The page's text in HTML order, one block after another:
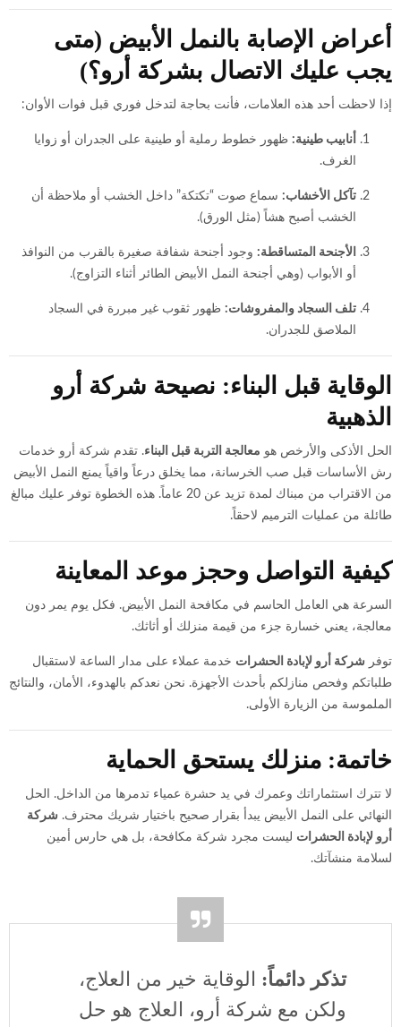
أعراض الإصابة بالنمل الأبيض (متى
يجب عليك الاتصال بشركة أرو؟)
إذا لاحظت أحد هذه العلامات، فأنت بحاجة لتدخل فوري قبل فوات الأوان:
أنابيب طينية: ظهور خطوط رملية أو طينية على الجدران أو زوايا
الغرف.
تآكل الأخشاب: سماع صوت “تكتكة” داخل الخشب أو ملاحظة أن
الخشب أصبح هشاً (مثل الورق).
الأجنحة المتساقطة: وجود أجنحة شفافة صغيرة بالقرب من النوافذ
أو الأبواب (وهي أجنحة النمل الأبيض الطائر أثناء التزاوج).
تلف السجاد والمفروشات: ظهور ثقوب غير مبررة في السجاد
الملاصق للجدران.
الوقاية قبل البناء: نصيحة شركة أرو
الذهبية
الحل الأذكى والأرخص هو معالجة التربة قبل البناء. تقدم شركة أرو خدمات
رش الأساسات قبل صب الخرسانة، مما يخلق درعاً واقياً يمنع النمل الأبيض
من الاقتراب من مبناك لمدة تزيد عن 20 عاماً. هذه الخطوة توفر عليك مبالغ
طائلة من عمليات الترميم لاحقاً.
كيفية التواصل وحجز موعد المعاينة
السرعة هي العامل الحاسم في مكافحة النمل الأبيض. فكل يوم يمر دون
معالجة، يعني خسارة جزء من قيمة منزلك أو أثاثك.
توفر شركة أرو لإبادة الحشرات خدمة عملاء على مدار الساعة لاستقبال
طلباتكم وفحص منازلكم بأحدث الأجهزة. نحن نعدكم بالهدوء، الأمان، والنتائج
الملموسة من الزيارة الأولى.
خاتمة: منزلك يستحق الحماية
لا تترك استثماراتك وعمرك في يد حشرة عمياء تدمرها من الداخل. الحل
النهائي على النمل الأبيض يبدأ بقرار صحيح باختيار شريك محترف. شركة
أرو لإبادة الحشرات ليست مجرد شركة مكافحة، بل هي حارس أمين
لسلامة منشآتك.
تذكر دائماً: الوقاية خير من العلاج،
ولكن مع شركة أرو، العلاج هو حل